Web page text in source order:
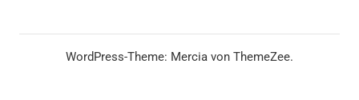
WordPress-Theme: Mercia von ThemeZee.